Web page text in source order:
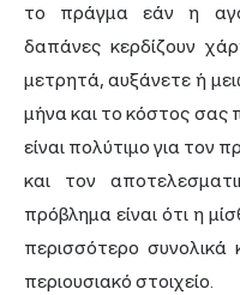
το πράγμα εάν η
δαπάνες κερδίζουν
μετρητά, αυξάνετε ή
μήνα και το κόστος σας
είναι πολύτιμο για τον
και τον
πρόβλημα είναι ότι η
περισσότερο συνολικά
περιουσιακό στοιχείο.